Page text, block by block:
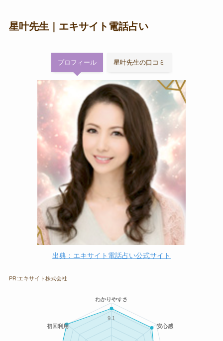
星叶先生｜エキサイト電話占い
プロフィール 星叶先生の口コミ
出典：エキサイト電話占い公式サイト
PR:エキサイト株式会社
わかりやすさ
9.1
安心感
初回利用